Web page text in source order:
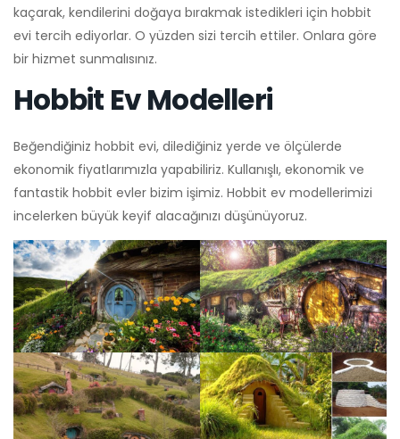
kaçarak, kendilerini doğaya bırakmak istedikleri için hobbit
evi tercih ediyorlar. O yüzden sizi tercih ettiler. Onlara göre
bir hizmet sunmalısınız.
Hobbit Ev Modelleri
Beğendiğiniz hobbit evi, dilediğiniz yerde ve ölçülerde
ekonomik fiyatlarımızla yapabiliriz. Kullanışlı, ekonomik ve
fantastik hobbit evler bizim işimiz. Hobbit ev modellerimizi
incelerken büyük keyif alacağınızı düşünüyoruz.